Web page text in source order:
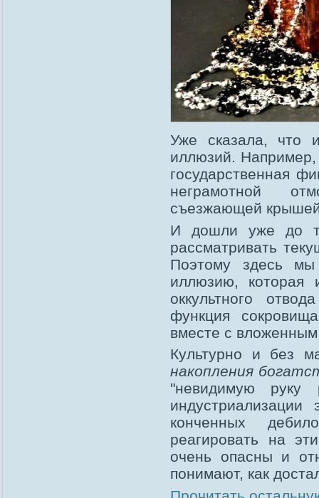
Уже сказала, что
иллюзий. Например,
государственная
неграмотной
съезжающей
И дошли уже до
рассматривать
Поэтому здесь
иллюзию, которая
оккультного
функция
вместе с
Культурно и без
накопления
"невидимую руку
конченных
реагировать на
очень опасны и
понимают, как